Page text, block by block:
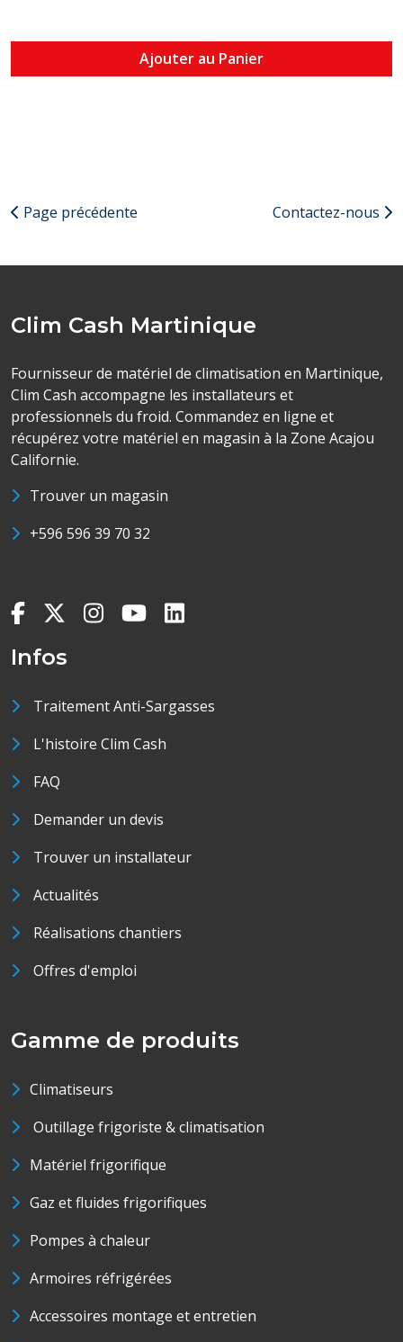
Ajouter au Panier
Page précédente Contactez-nous
Clim Cash Martinique
Fournisseur de matériel de climatisation en Martinique,
Clim Cash accompagne les installateurs et
professionnels du froid. Commandez en ligne et
récupérez votre matériel en magasin à la Zone Acajou
Californie.
Trouver un magasin
+596 596 39 70 32
Infos
Traitement Anti-Sargasses
L'histoire Clim Cash
FAQ
Demander un devis
Trouver un installateur
Actualités
Réalisations chantiers
Offres d'emploi
Gamme de produits
Climatiseurs
Outillage frigoriste & climatisation
Matériel frigorifique
Gaz et fluides frigorifiques
Pompes à chaleur
Armoires réfrigérées
Accessoires montage et entretien